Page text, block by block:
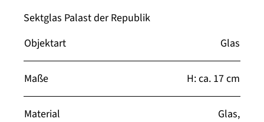
Sektglas Palast der Republik
Objektart
Glas
Maße H: ca. 17 cm
Material
Glas,